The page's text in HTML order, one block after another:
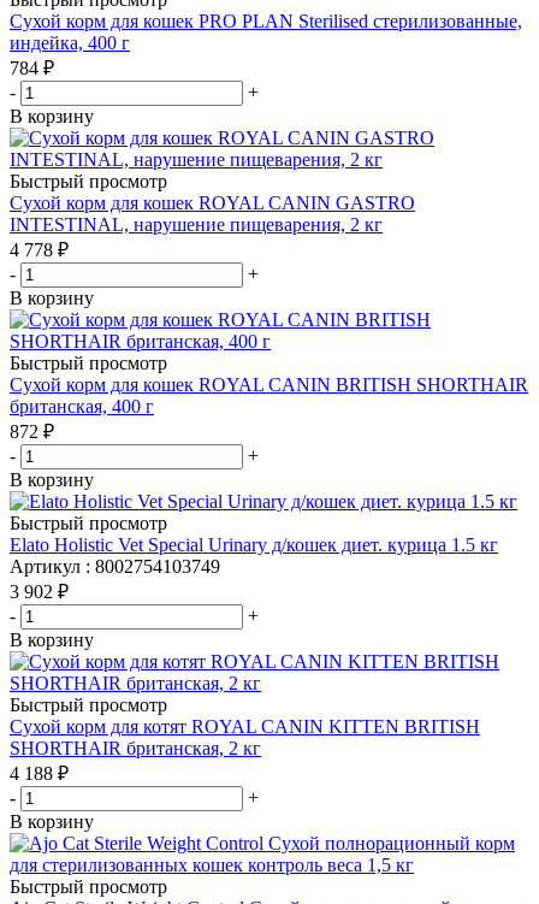
Сухой корм для кошек PRO PLAN Sterilised стерилизованные,
индейка, 400 г
784 ₽
-
+
В корзину
Быстрый просмотр
Сухой корм для кошек ROYAL CANIN GASTRO
INTESTINAL, нарушение пищеварения, 2 кг
4 778 ₽
-
+
В корзину
Быстрый просмотр
Сухой корм для кошек ROYAL CANIN BRITISH SHORTHAIR
британская, 400 г
872 ₽
-
+
В корзину
Быстрый просмотр
Elato Holistic Vet Special Urinary д/кошек диет. курица 1.5 кг
Артикул : 8002754103749
3 902 ₽
-
+
В корзину
Быстрый просмотр
Сухой корм для котят ROYAL CANIN KITTEN BRITISH
SHORTHAIR британская, 2 кг
4 188 ₽
-
+
В корзину
Быстрый просмотр